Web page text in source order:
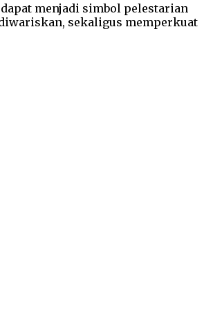
menjadi simbol pelestarian
sekaligus memperkuat